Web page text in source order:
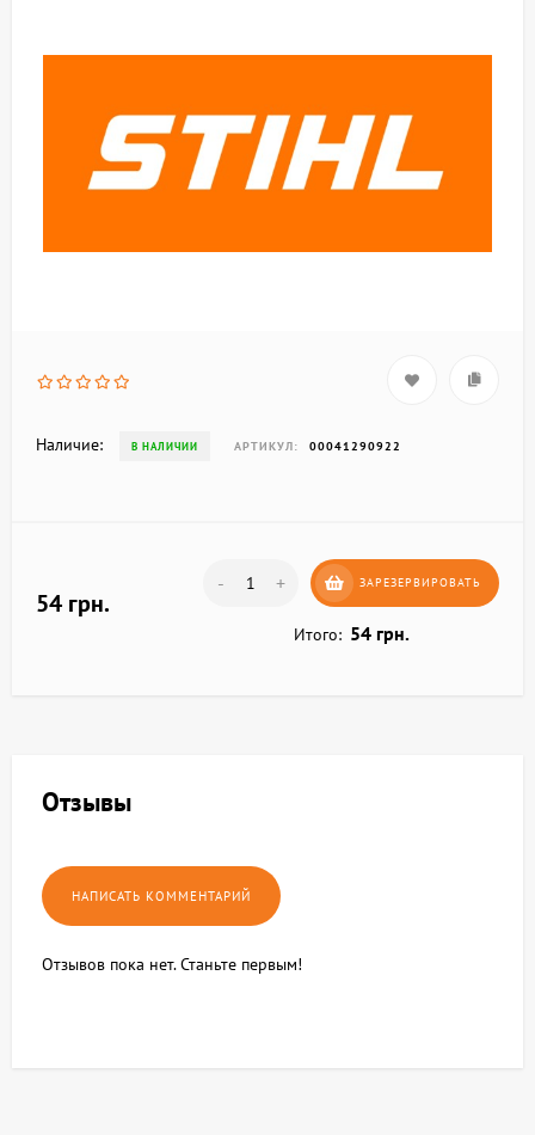
Наличие: В НАЛИЧИИ АРТИКУЛ: 00041290922
54 грн.
- + ЗАРЕЗЕРВИРОВАТЬ
Итого: 54 грн.
Отзывы
Отзывов пока нет. Станьте первым!